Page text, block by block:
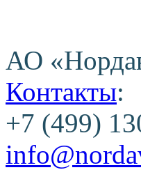
АО
Контакты:
+7 (499)